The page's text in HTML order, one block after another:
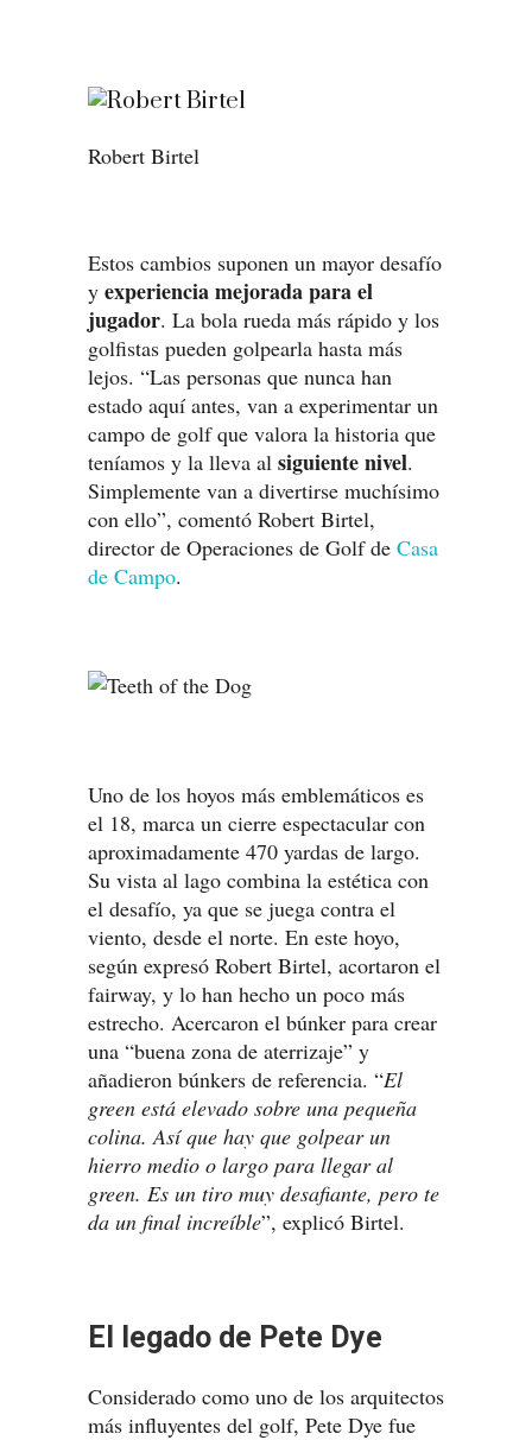
Robert Birtel
Estos cambios suponen un mayor desafío
y experiencia mejorada para el
jugador. La bola rueda más rápido y los
golfistas pueden golpearla hasta más
lejos. “Las personas que nunca han
estado aquí antes, van a experimentar un
campo de golf que valora la historia que
teníamos y la lleva al siguiente nivel.
Simplemente van a divertirse muchísimo
con ello”, comentó Robert Birtel,
director de Operaciones de Golf de Casa
de Campo.
Uno de los hoyos más emblemáticos es
el 18, marca un cierre espectacular con
aproximadamente 470 yardas de largo.
Su vista al lago combina la estética con
el desafío, ya que se juega contra el
viento, desde el norte. En este hoyo,
según expresó Robert Birtel, acortaron el
fairway, y lo han hecho un poco más
estrecho. Acercaron el búnker para crear
una “buena zona de aterrizaje” y
añadieron búnkers de referencia. “El
green está elevado sobre una pequeña
colina. Así que hay que golpear un
hierro medio o largo para llegar al
green. Es un tiro muy desafiante, pero te
da un final increíble”, explicó Birtel.
El legado de Pete Dye
Considerado como uno de los arquitectos
más influyentes del golf, Pete Dye fue